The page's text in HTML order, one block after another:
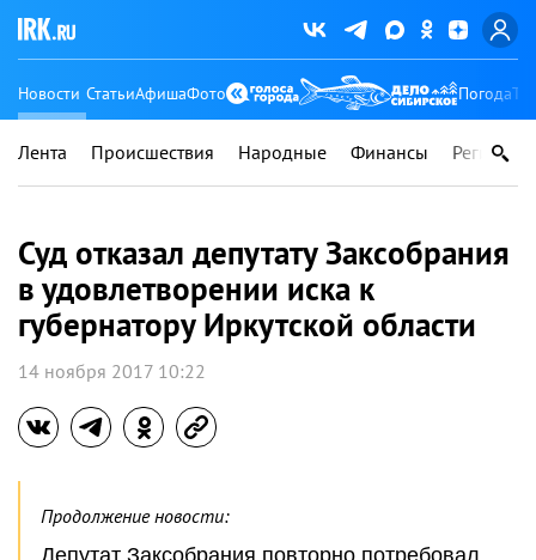
Новости СтатьиАфишаФото Погода
Лента Происшествия Народные Финансы Регионы
Суд отказал депутату Заксобрания
в удовлетворении иска к
губернатору Иркутской области
14 ноября 2017 10:22
Продолжение новости:
Депутат Заксобрания повторно потребовал